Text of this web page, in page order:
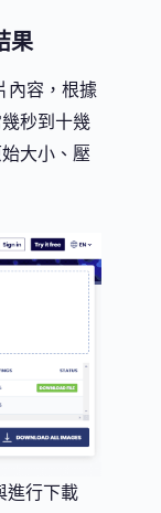
果
內容，根據
秒到十幾
大小、壓
進行下載